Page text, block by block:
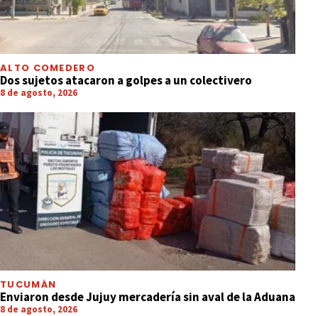
ALTO COMEDERO
Dos sujetos atacaron a golpes a un colectivero
8 de agosto, 2026
TUCUMÁN
Enviaron desde Jujuy mercadería sin aval de la Aduana
8 de agosto, 2026